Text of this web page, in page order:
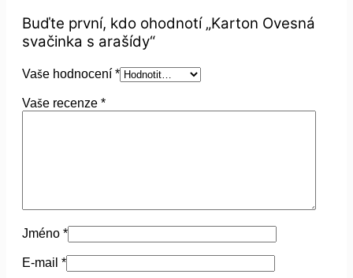
Buďte první, kdo ohodnotí „Karton Ovesná
svačinka s arašídy“
Vaše hodnocení *
Vaše recenze *
Jméno *
E-mail *